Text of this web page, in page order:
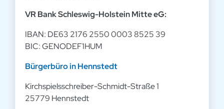
VR Bank Schleswig-Holstein Mitte eG:
IBAN: DE63 2176 2550 0003 8525 39
BIC: GENODEF1HUM
Bürgerbüro in Hennstedt
Kirchspielsschreiber-Schmidt-Straße 1
25779 Hennstedt